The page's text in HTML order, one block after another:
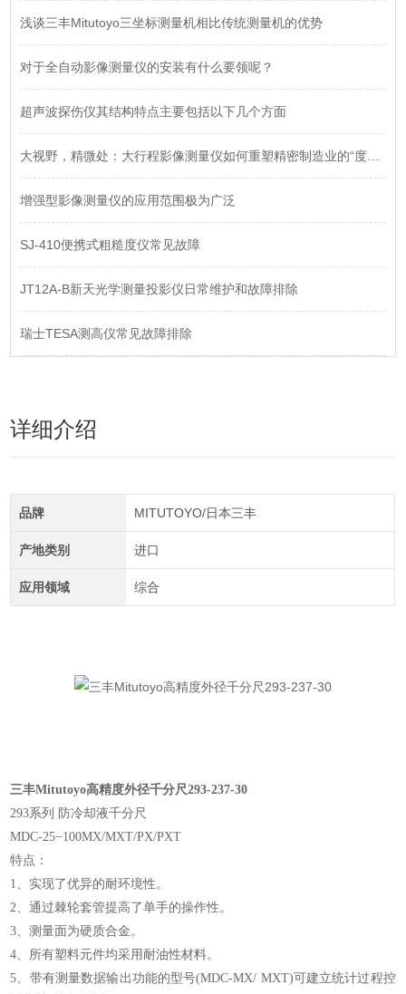
浅谈三丰Mitutoyo三坐标测量机相比传统测量机的优势
对于全自动影像测量仪的安装有什么要领呢？
超声波探伤仪其结构特点主要包括以下几个方面
大视野，精微处：大行程影像测量仪如何重塑精密制造业的“度量衡”
增强型影像测量仪的应用范围极为广泛
SJ-410便携式粗糙度仪常见故障
JT12A-B新天光学测量投影仪日常维护和故障排除
瑞士TESA测高仪常见故障排除
详细介绍
品牌 MITUTOYO/日本三丰
产地类别 进口
应用领域 综合
三丰Mitutoyo高精度外径千分尺293-237-30
293系列 防冷却液千分尺
MDC-25 ̶ 100MX/MXT/PX/PXT
特点：
1、实现了优异的耐环境性。
2、通过棘轮套管提高了单手的操作性。
3、测量面为硬质合金。
4、所有塑料元件均采用耐油性材料。
5、带有测量数据输出功能的型号(MDC-MX/ MXT)可建立统计过程控